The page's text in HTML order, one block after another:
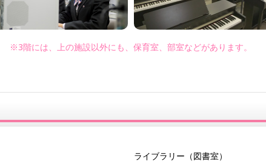
※3階には、上の施設以外にも、保育室、部室などがあります。
ライブラリー（図書室）